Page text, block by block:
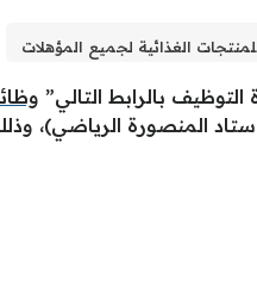
الغذائية لجميع المؤهلات
بالرابط التالي”